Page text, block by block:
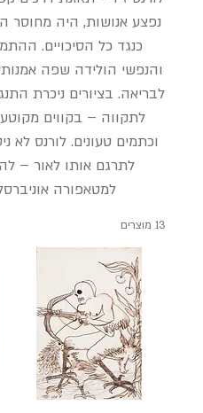
נפצע אנושות, היה מחוסר
כנגד כל הסיכויים.
והנפשי הולידה שפה
לבריאה. בציורים ניכרת
לתקווה – בקווים
וכתמים טעונים. לורנס
לתרגם אותו לאור –
למטאפורה
13 מוצרים